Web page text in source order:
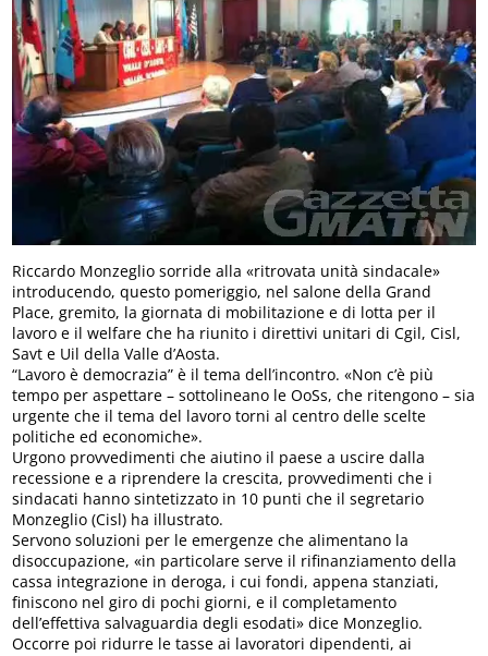
Riccardo Monzeglio sorride alla «ritrovata unità sindacale»
introducendo, questo pomeriggio, nel salone della Grand
Place, gremito, la giornata di mobilitazione e di lotta per il
lavoro e il welfare che ha riunito i direttivi unitari di Cgil, Cisl,
Savt e Uil della Valle d’Aosta.
“Lavoro è democrazia” è il tema dell’incontro. «Non c’è più
tempo per aspettare – sottolineano le OoSs, che ritengono – sia
urgente che il tema del lavoro torni al centro delle scelte
politiche ed economiche».
Urgono provvedimenti che aiutino il paese a uscire dalla
recessione e a riprendere la crescita, provvedimenti che i
sindacati hanno sintetizzato in 10 punti che il segretario
Monzeglio (Cisl) ha illustrato.
Servono soluzioni per le emergenze che alimentano la
disoccupazione, «in particolare serve il rifinanziamento della
cassa integrazione in deroga, i cui fondi, appena stanziati,
finiscono nel giro di pochi giorni, e il completamento
dell’effettiva salvaguardia degli esodati» dice Monzeglio.
Occorre poi ridurre le tasse ai lavoratori dipendenti, ai